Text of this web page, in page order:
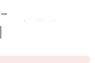
ー、受付
組立・検査